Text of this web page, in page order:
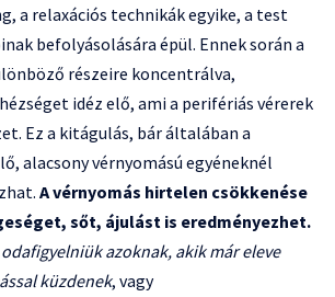
a relaxációs technikák egyike, a test
befolyásolására épül. Ennek során a
részeire koncentrálva,
idéz elő, ami a perifériás vérerek
Ez a kitágulás, bár általában a
alacsony vérnyomású egyéneknél
A vérnyomás hirtelen csökkenése
sőt, ájulást is eredményezhet.
azoknak, akik már eleve
küzdenek, vagy